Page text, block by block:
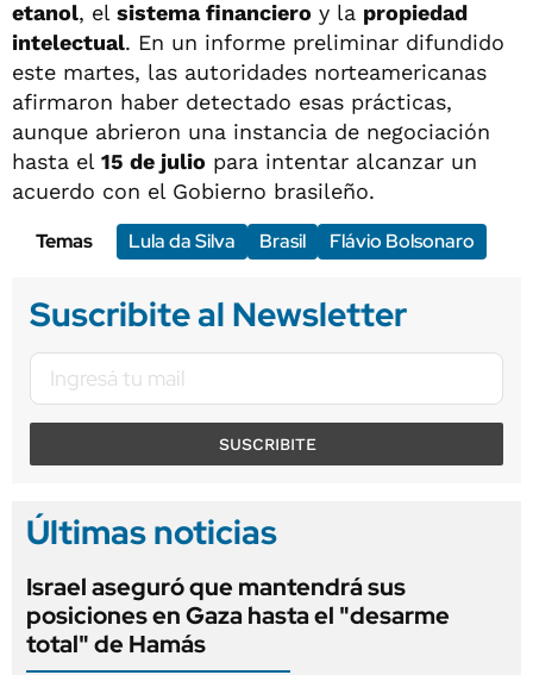
etanol, el sistema financiero y la propiedad
intelectual. En un informe preliminar difundido
este martes, las autoridades norteamericanas
afirmaron haber detectado esas prácticas,
aunque abrieron una instancia de negociación
hasta el 15 de julio para intentar alcanzar un
acuerdo con el Gobierno brasileño.
Temas
Lula da Silva Brasil Flávio Bolsonaro
Suscribite al Newsletter
SUSCRIBITE
Últimas noticias
Israel aseguró que mantendrá sus
posiciones en Gaza hasta el "desarme
total" de Hamás